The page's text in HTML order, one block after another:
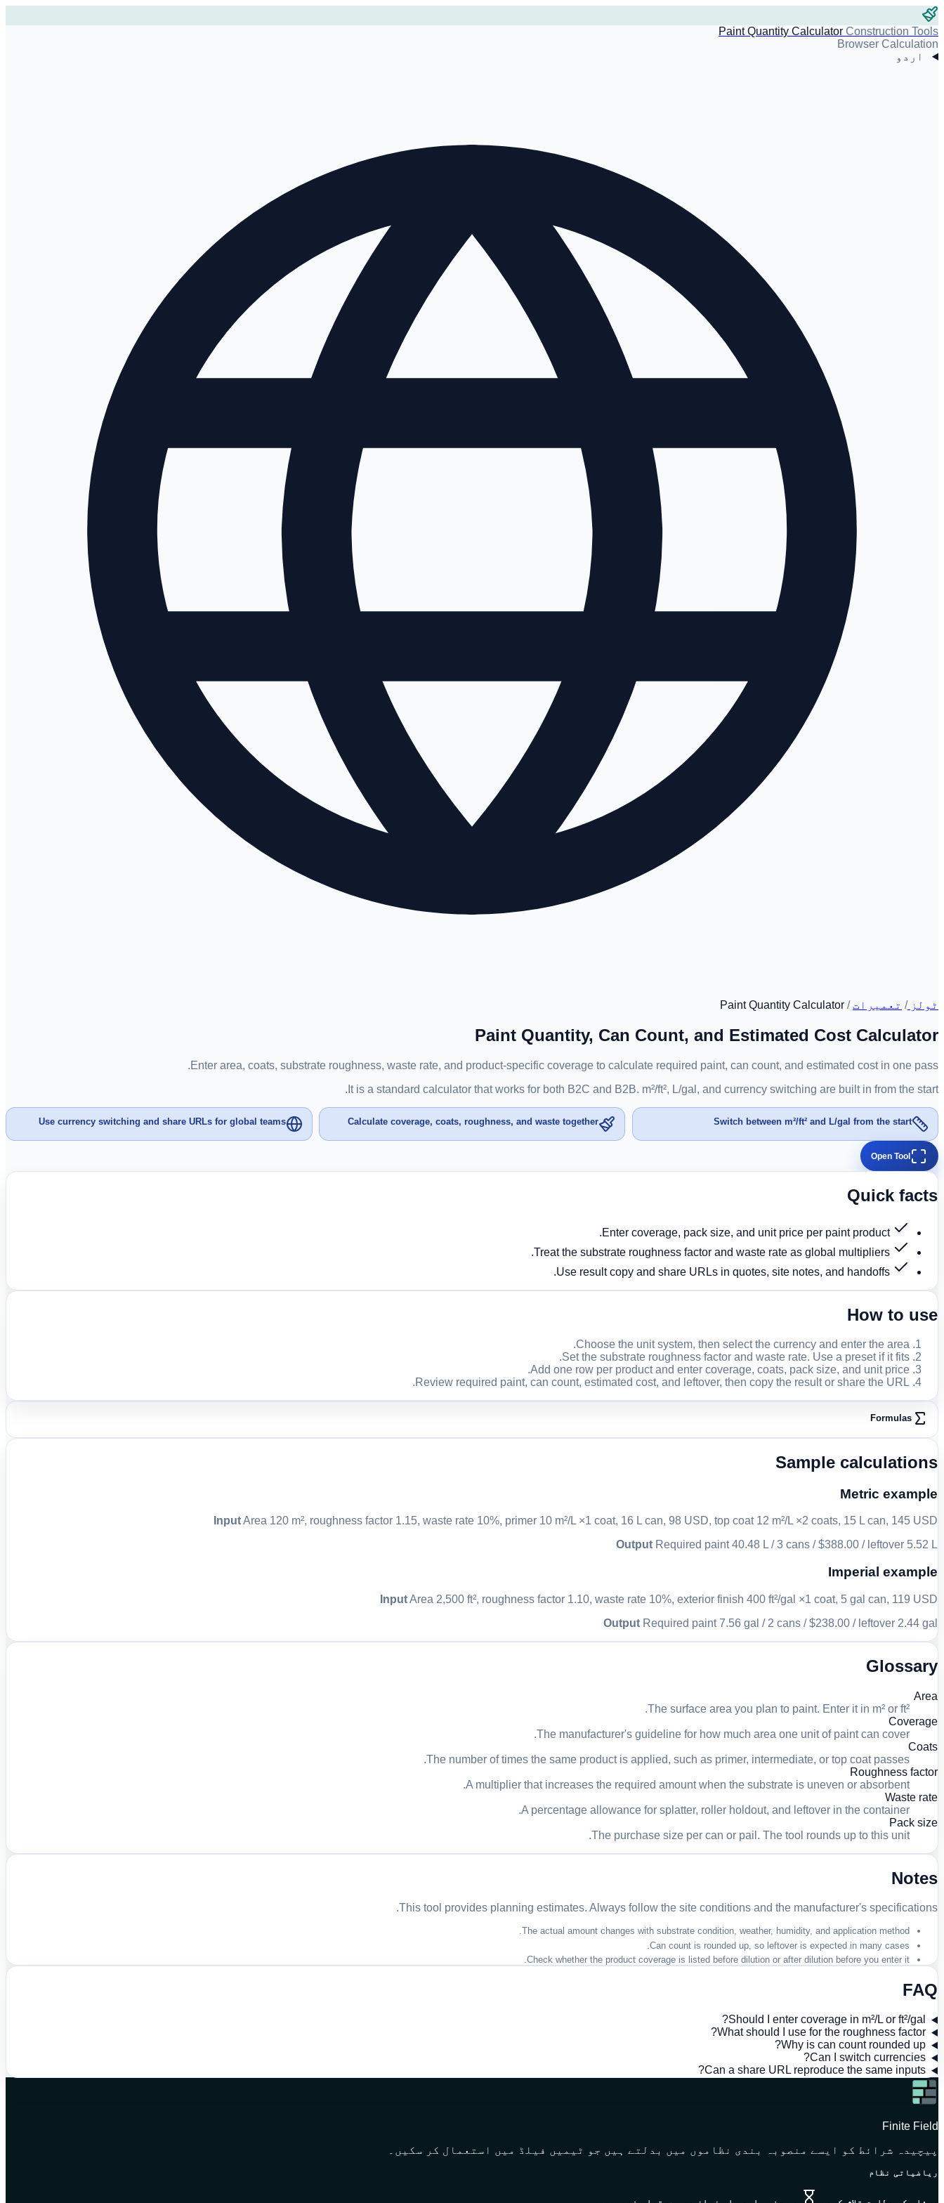
Paint Quantity Calculator Construction Tools
Browser Calculation
اردو
ٹولز/ تعمیرات /
Paint Quantity Calculator
Paint Quantity, Can Count, and Estimated Cost Calculator
Enter area, coats, substrate roughness, waste rate, and product-specific coverage to calculate required paint, can count, and estimated cost in one pass.
It is a standard calculator that works for both B2C and B2B. m²/ft², L/gal, and currency switching are built in from the start.
Switch between m²/ft² and L/gal from the start
Calculate coverage, coats, roughness, and waste together
Use currency switching and share URLs for global teams
Open Tool
Quick facts
Enter coverage, pack size, and unit price per paint product.
Treat the substrate roughness factor and waste rate as global multipliers.
Use result copy and share URLs in quotes, site notes, and handoffs.
How to use
Choose the unit system, then select the currency and enter the area.
Set the substrate roughness factor and waste rate. Use a preset if it fits.
Add one row per product and enter coverage, coats, pack size, and unit price.
Review required paint, can count, estimated cost, and leftover, then copy the result or share the URL.
Formulas
Sample calculations
Metric example
InputArea 120 m², roughness factor 1.15, waste rate 10%, primer 10 m²/L ×1 coat, 16 L can, 98 USD, top coat 12 m²/L ×2 coats, 15 L can, 145 USD
Output Required paint 40.48 L / 3 cans / $388.00 / leftover 5.52 L
Imperial example
InputArea 2,500 ft², roughness factor 1.10, waste rate 10%, exterior finish 400 ft²/gal ×1 coat, 5 gal can, 119 USD
Output Required paint 7.56 gal / 2 cans / $238.00 / leftover 2.44 gal
Glossary
Area
The surface area you plan to paint. Enter it in m² or ft².
Coverage
The manufacturer's guideline for how much area one unit of paint can cover.
Coats
The number of times the same product is applied, such as primer, intermediate, or top coat passes.
Roughness factor
A multiplier that increases the required amount when the substrate is uneven or absorbent.
Waste rate
A percentage allowance for splatter, roller holdout, and leftover in the container.
Pack size
The purchase size per can or pail. The tool rounds up to this unit.
Notes
This tool provides planning estimates. Always follow the site conditions and the manufacturer's specifications.
The actual amount changes with substrate condition, weather, humidity, and application method.
Can count is rounded up, so leftover is expected in many cases.
Check whether the product coverage is listed before dilution or after dilution before you enter it.
FAQ
Should I enter coverage in m²/L or ft²/gal?
What should I use for the roughness factor?
Why is can count rounded up?
Can I switch currencies?
Can a share URL reproduce the same inputs?
Finite Field
پیچیدہ شرائط کو ایسے منصوبہ بندی نظاموں میں بدلتے ہیں جو ٹیمیں فیلڈ میں استعمال کر سکیں۔
ریاضیاتی نظام